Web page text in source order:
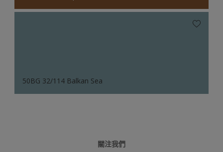
50BG 32/114 Balkan Sea
關注我們